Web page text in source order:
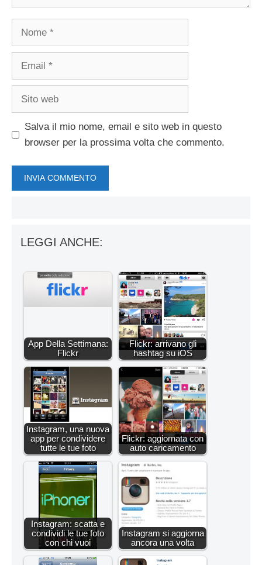
Nome
Email
Sito
Salva il mio nome, email e sito web in questo
browser per la prossima volta che commento.
LEGGI ANCHE:
App Della Settimana:
Flickr
Flickr: arrivano gli
hashtag su iOS
Instagram, una nuova
app per condividere
tutte le tue foto
Flickr: aggiornata con
auto caricamento
Instagram: scatta e
condividi le tue foto
con chi vuoi
Instagram si aggiorna
ancora una volta